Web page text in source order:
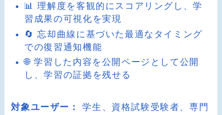
📊 理解度を客観的にスコアリングし、学
習成果の可視化を実現
🔄 忘却曲線に基づいた最適なタイミング
での復習通知機能
🌐 学習した内容を公開ページとして公開
し、学習の証拠を残せる
対象ユーザー：
学生、資格試験受験者、専門